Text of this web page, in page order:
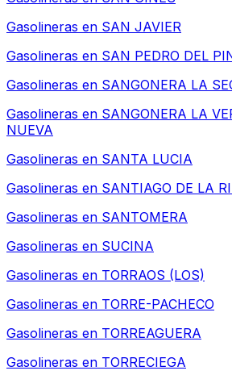
Gasolineras en SAN JAVIER
Gasolineras en SAN PEDRO DEL
Gasolineras en SANGONERA LA
Gasolineras en SANGONERA LA
NUEVA
Gasolineras en SANTA LUCIA
Gasolineras en SANTIAGO DE LA
Gasolineras en SANTOMERA
Gasolineras en SUCINA
Gasolineras en TORRAOS (LOS)
Gasolineras en TORRE-PACHECO
Gasolineras en TORREAGUERA
Gasolineras en TORRECIEGA